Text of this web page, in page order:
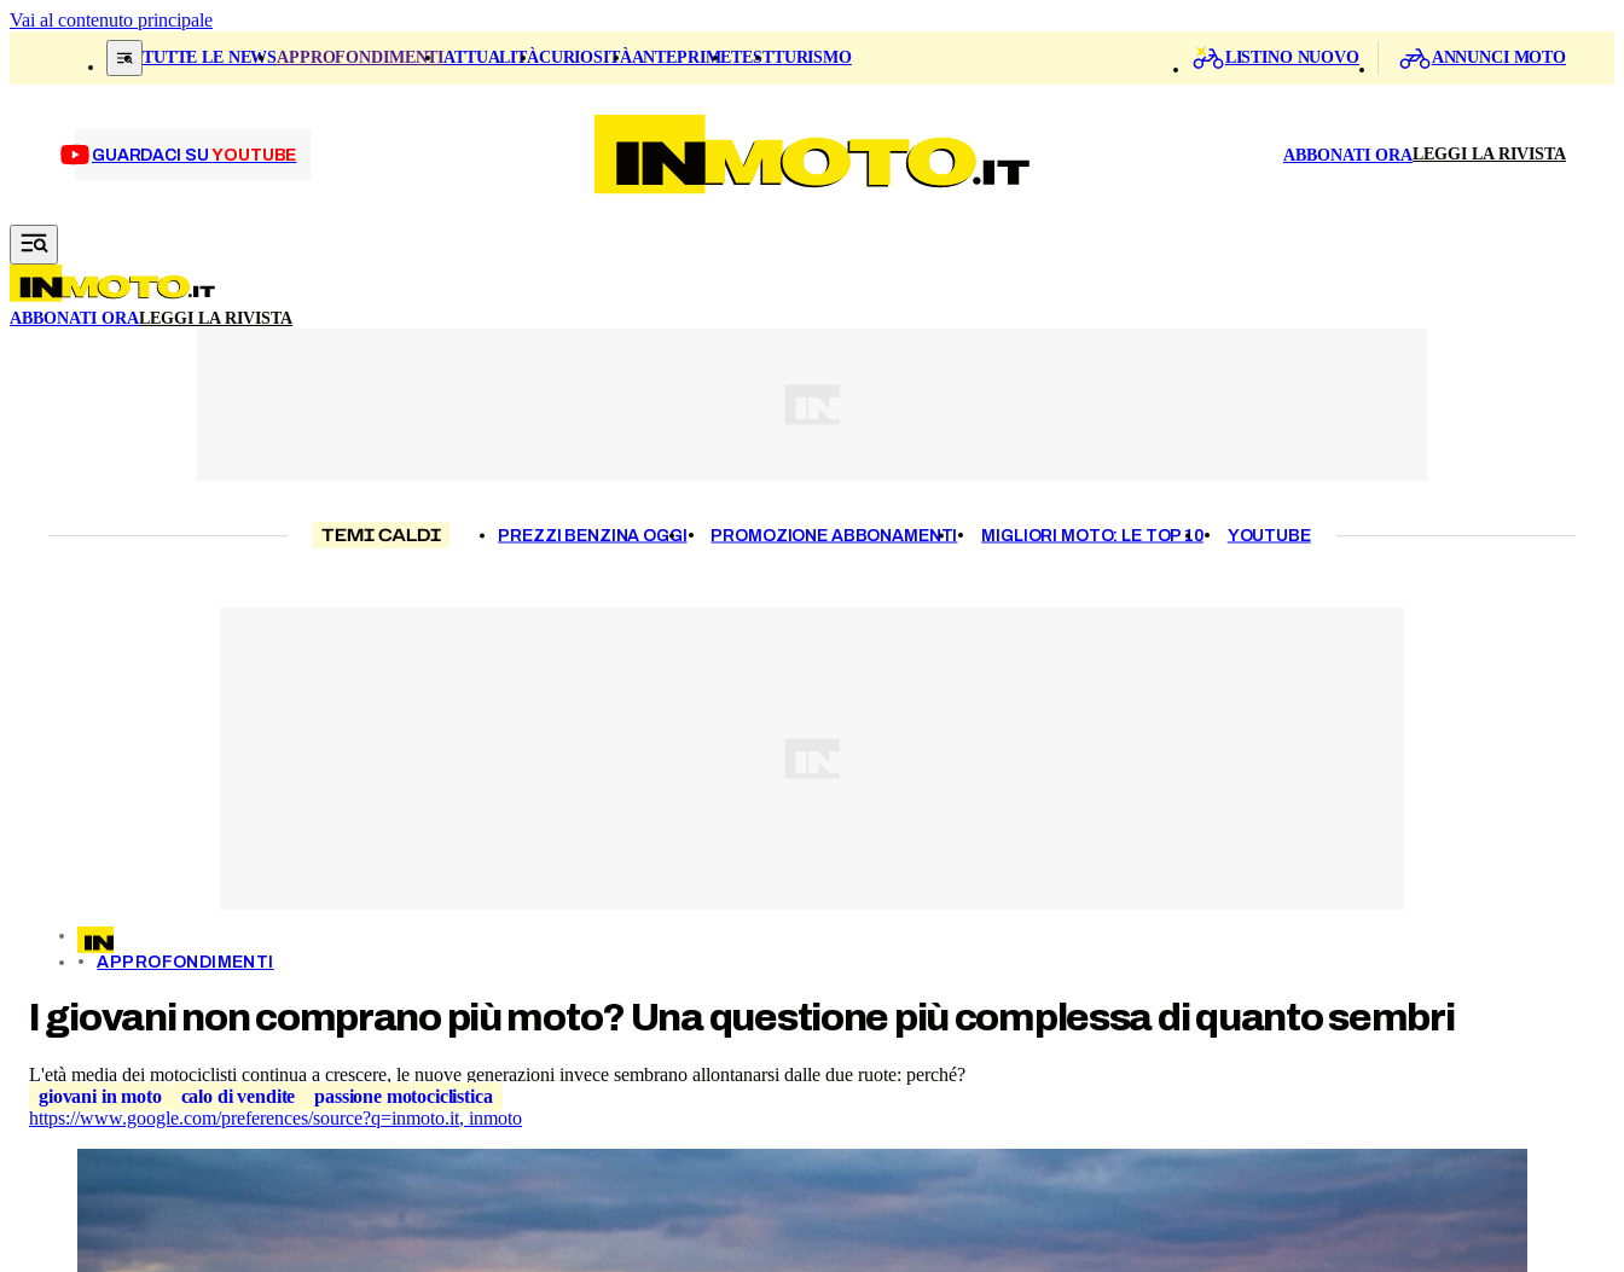
Vai al contenuto principale
TUTTE LE NEWSAPPROFONDIMENTIATTUALITÀCURIOSITÀANTEPRIMETESTTURISMO LISTINO NUOVO ANNUNCI MOTO
GUARDACI SUYOUTUBE ABBONATI ORALEGGI LA RIVISTA
ABBONATI ORALEGGI LA RIVISTA
TEMI CALDI PREZZI BENZINA OGGI PROMOZIONE ABBONAMENTI MIGLIORI MOTO: LE TOP 10 YOUTUBE
APPROFONDIMENTI
I giovani non comprano più moto? Una questione più complessa di quanto sembri
L'età media dei motociclisti continua a crescere, le nuove generazioni invece sembrano allontanarsi dalle due ruote: perché?
giovani in moto
calo di vendite
passione motociclistica
https://www.google.com/preferences/source?q=inmoto.it,inmoto